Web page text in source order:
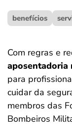
ferramentas
benefícios
Com regras e
aposentadoria
para
cuidar da
membros das
Bombeiros